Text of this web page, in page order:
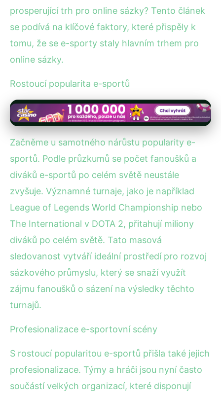
prosperující trh pro online sázky? Tento článek
se podívá na klíčové faktory, které přispěly k
tomu, že se e-sporty staly hlavním trhem pro
online sázky.
Rostoucí popularita e-sportů
Začněme u samotného nárůstu popularity e-
sportů. Podle průzkumů se počet fanoušků a
diváků e-sportů po celém světě neustále
zvyšuje. Významné turnaje, jako je například
League of Legends World Championship nebo
The International v DOTA 2, přitahují miliony
diváků po celém světě. Tato masová
sledovanost vytváří ideální prostředí pro rozvoj
sázkového průmyslu, který se snaží využít
zájmu fanoušků o sázení na výsledky těchto
turnajů.
Profesionalizace e-sportovní scény
S rostoucí popularitou e-sportů přišla také jejich
profesionalizace. Týmy a hráči jsou nyní často
součástí velkých organizací, které disponují